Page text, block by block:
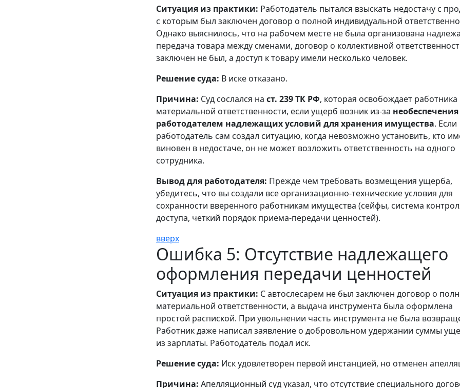
Ситуация из практики: Работодатель пытался взыскать недостачу с
с которым был заключен договор о полной индивидуальной
Однако выяснилось, что на рабочем месте не была организована
передача товара между сменами, договор о коллективной
заключен не был, а доступ к товару имели несколько человек.
Решение суда: В иске отказано.
Причина: Суд сослался на ст. 239 ТК РФ, которая освобождает работника
материальной ответственности, если ущерб возник из-за необеспечения
работодателем надлежащих условий для хранения имущества. Если
работодатель сам создал ситуацию, когда невозможно установить, кто
виновен в недостаче, он не может возложить ответственность на одного
сотрудника.
Вывод для работодателя: Прежде чем требовать возмещения ущерба,
убедитесь, что вы создали все организационно-технические условия для
сохранности вверенного работникам имущества (сейфы, система
доступа, четкий порядок приема-передачи ценностей).
вверх
Ошибка 5: Отсутствие надлежащего
оформления передачи ценностей
Ситуация из практики: С автослесарем не был заключен договор о
материальной ответственности, а выдача инструмента была оформлена
простой распиской. При увольнении часть инструмента не была
Работник даже написал заявление о добровольном удержании суммы
из зарплаты. Работодатель подал иск.
Решение суда: Иск удовлетворен первой инстанцией, но отменен
Причина: Апелляционный суд указал, что отсутствие специального